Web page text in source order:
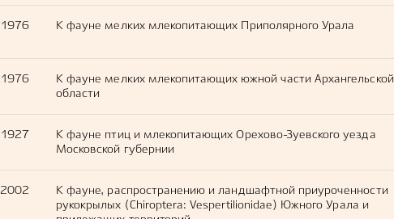
1976 К фауне мелких млекопитающих Приполярного Урала
1976
К фауне мелких млекопитающих южной части Архангельской
области
1927
К фауне птиц и млекопитающих Орехово-Зуевского уезда
Московской губернии
2002
К фауне, распространению и ландшафтной приуроченности
рукокрылых (Chiroptera: Vespertilionidae) Южного Урала и